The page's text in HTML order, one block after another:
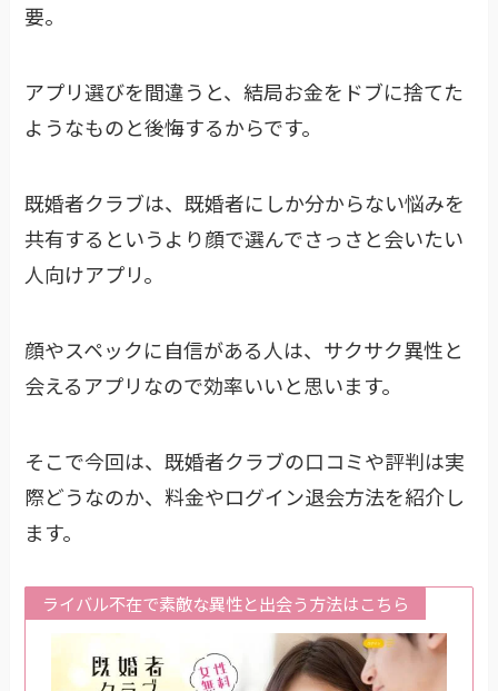
要。
アプリ選びを間違うと、結局お金をドブに捨てた
ようなものと後悔するからです。
既婚者クラブは、既婚者にしか分からない悩みを
共有するというより顔で選んでさっさと会いたい
人向けアプリ。
顔やスペックに自信がある人は、サクサク異性と
会えるアプリなので効率いいと思います。
そこで今回は、既婚者クラブの口コミや評判は実
際どうなのか、料金やログイン退会方法を紹介し
ます。
ライバル不在で素敵な異性と出会う方法はこちら